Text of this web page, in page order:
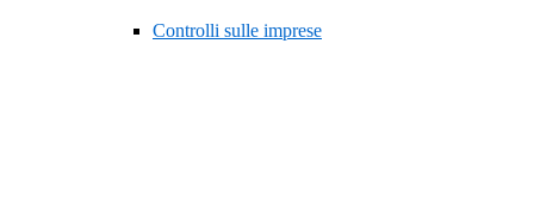
Controlli sulle imprese